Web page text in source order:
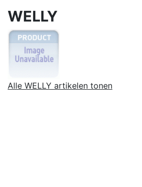
WELLY
Alle WELLY artikelen tonen